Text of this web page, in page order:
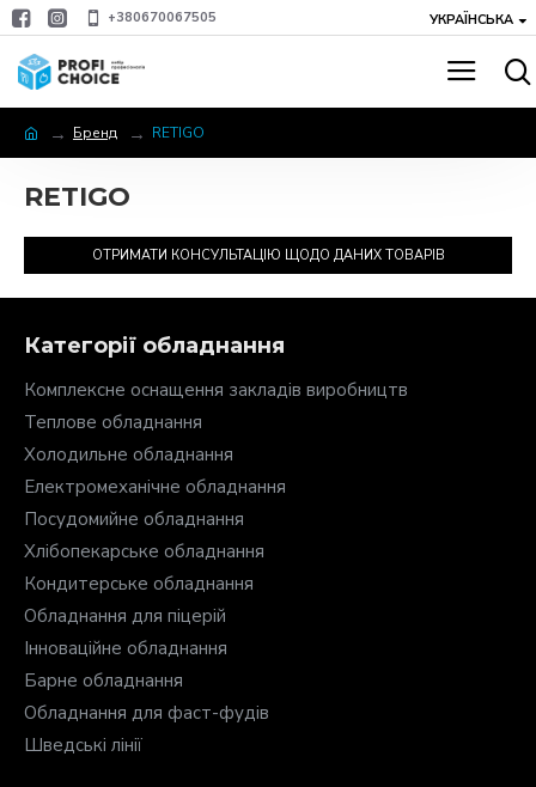
+380670067505 УКРАЇНСЬКА
Бренд RETIGO
RETIGO
ОТРИМАТИ КОНСУЛЬТАЦІЮ ЩОДО ДАНИХ ТОВАРІВ
Категорії обладнання
Комплексне оснащення закладів виробництв
Теплове обладнання
Холодильне обладнання
Електромеханічне обладнання
Посудомийне обладнання
Хлібопекарське обладнання
Кондитерське обладнання
Обладнання для піцерій
Інноваційне обладнання
Барне обладнання
Обладнання для фаст-фудів
Шведські лінії